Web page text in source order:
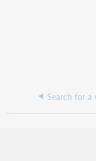
Search for a